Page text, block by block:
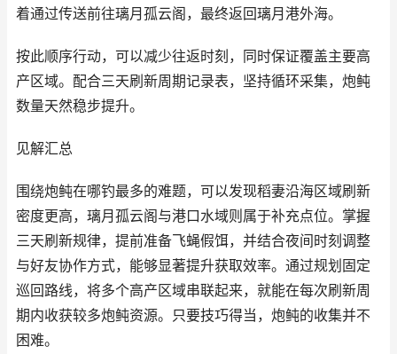
着通过传送前往璃月孤云阁，最终返回璃月港外海。
按此顺序行动，可以减少往返时刻，同时保证覆盖主要高
产区域。配合三天刷新周期记录表，坚持循环采集，炮鲀
数量天然稳步提升。
见解汇总
围绕炮鲀在哪钓最多的难题，可以发现稻妻沿海区域刷新
密度更高，璃月孤云阁与港口水域则属于补充点位。掌握
三天刷新规律，提前准备飞蝇假饵，并结合夜间时刻调整
与好友协作方式，能够显著提升获取效率。通过规划固定
巡回路线，将多个高产区域串联起来，就能在每次刷新周
期内收获较多炮鲀资源。只要技巧得当，炮鲀的收集并不
困难。